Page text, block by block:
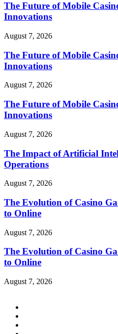
The Future of Mobile
Innovations
August 7, 2026
The Future of Mobile
Innovations
August 7, 2026
The Future of Mobile
Innovations
August 7, 2026
The Impact of Artificial
Operations
August 7, 2026
The Evolution of Casino
to Online
August 7, 2026
The Evolution of Casino
to Online
August 7, 2026